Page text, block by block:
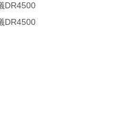
DR4500
DR4500